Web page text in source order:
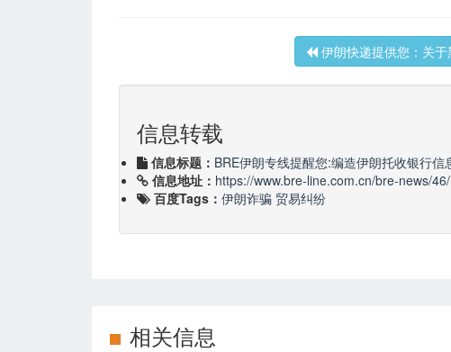
伊朗快递提供您：关
信息转载
信息标题： BRE伊朗专线提醒您:编造伊朗托收银行信
信息地址： https://www.bre-line.com.cn/bre-news/46/
百度Tags： 伊朗诈骗 贸易纠纷
相关信息